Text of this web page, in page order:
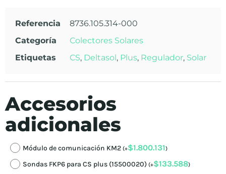
Referencia
8736.105.314-000
Categoría
Colectores Solares
Etiquetas
CS, Deltasol, Plus, Regulador, Solar
Accesorios
adicionales
Módulo de comunicación KM2 (+$1.800.131)
Sondas FKP6 para CS plus (15500020) (+$133.588)